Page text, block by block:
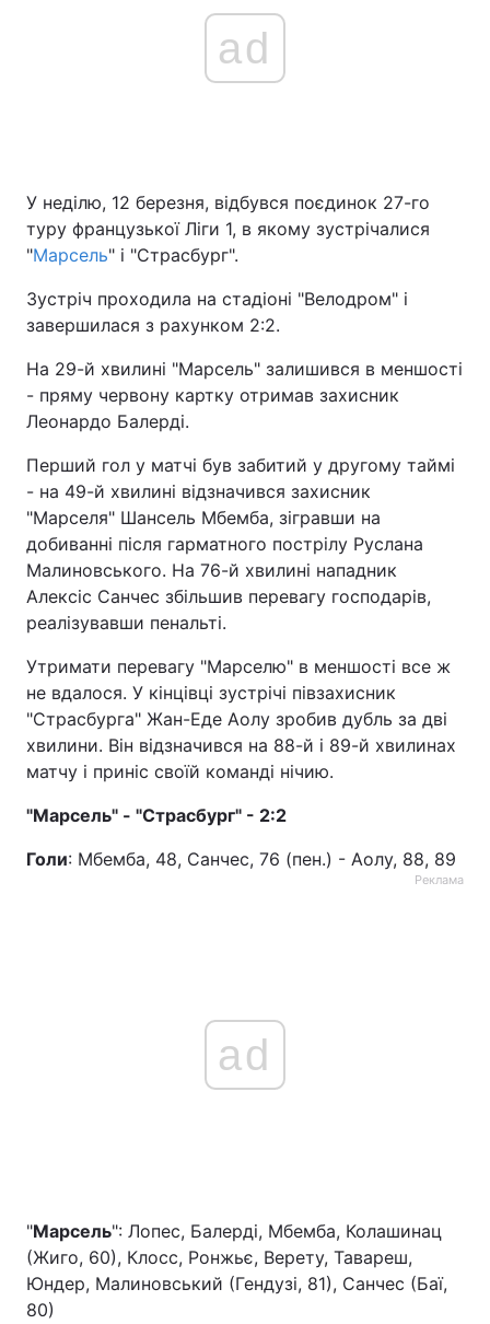
ad
У неділю, 12 березня, відбувся поєдинок 27-го
туру французької Ліги 1, в якому зустрічалися
"Марсель" і "Страсбург".
Зустріч проходила на стадіоні "Велодром" і
завершилася з рахунком 2:2.
На 29-й хвилині "Марсель" залишився в меншості
- пряму червону картку отримав захисник
Леонардо Балерді.
Перший гол у матчі був забитий у другому таймі
- на 49-й хвилині відзначився захисник
"Марселя" Шансель Мбемба, зігравши на
добиванні після гарматного пострілу Руслана
Малиновського. На 76-й хвилині нападник
Алексіс Санчес збільшив перевагу господарів,
реалізувавши пенальті.
Утримати перевагу "Марселю" в меншості все ж
не вдалося. У кінцівці зустрічі півзахисник
"Страсбурга" Жан-Еде Аолу зробив дубль за дві
хвилини. Він відзначився на 88-й і 89-й хвилинах
матчу і приніс своїй команді нічию.
"Марсель" - "Страсбург" - 2:2
Голи: Мбемба, 48, Санчес, 76 (пен.) - Аолу, 88, 89
Реклама
ad
"Марсель": Лопес, Балерді, Мбемба, Колашинац
(Жиго, 60), Клосс, Ронжьє, Верету, Тавареш,
Юндер, Малиновський (Гендузі, 81), Санчес (Баї,
80)